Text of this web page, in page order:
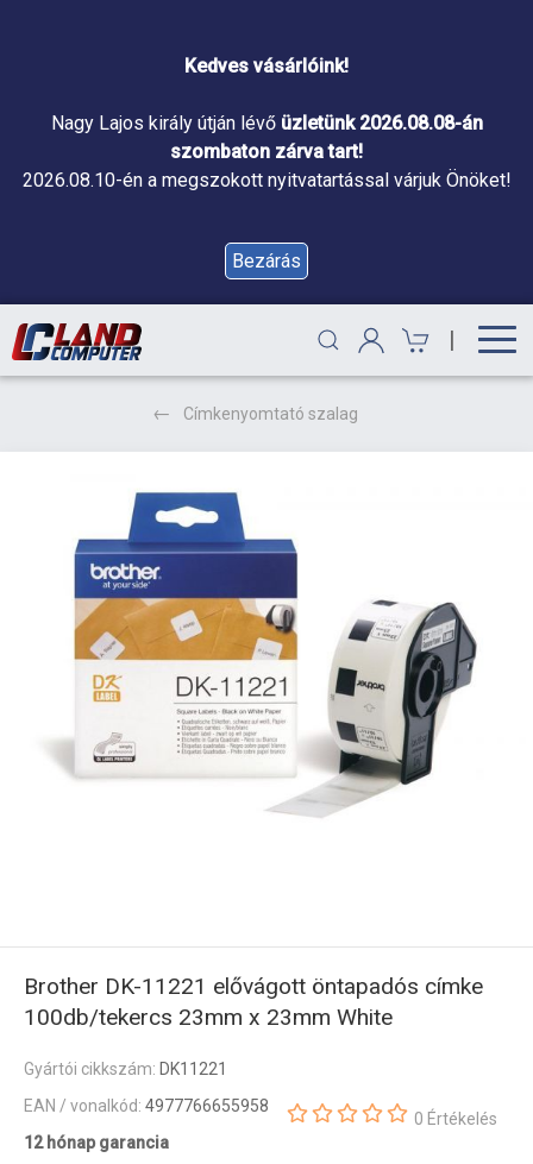
Kedves vásárlóink!
Nagy Lajos király útján lévő üzletünk 2026.08.08-án
szombaton zárva tart!
2026.08.10-én a megszokott nyitvatartással várjuk Önöket!
Bezárás
|
Címkenyomtató szalag
Brother DK-11221 elővágott öntapadós címke
100db/tekercs 23mm x 23mm White
Gyártói cikkszám: DK11221
EAN / vonalkód: 4977766655958
12 hónap garancia
0 Értékelés